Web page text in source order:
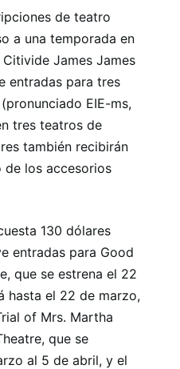
de teatro
a una temporada en
James James
entradas para tres
EIE-ms,
tres teatros de
también recibirán
de los accesorios
130 dólares
entradas para Good
que se estrena el 22
hasta el 22 de marzo,
of Mrs. Martha
que se
al 5 de abril, y el